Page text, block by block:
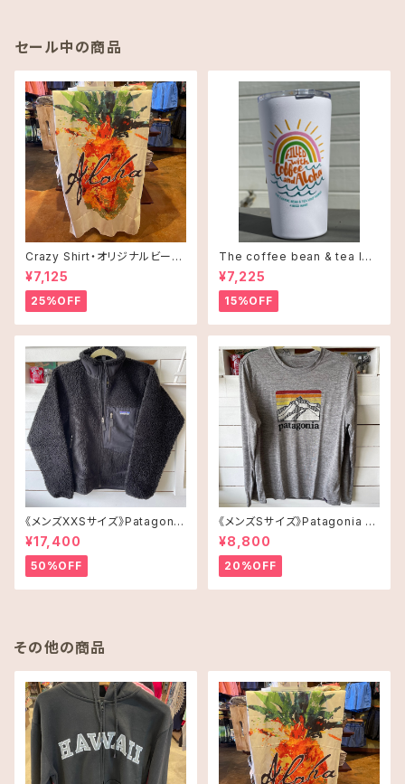
セール中の商品
Crazy Shirt・オリジナルビーチ
タオル
¥7,125
25%OFF
The coffee bean & tea lea
f タンブラー 16oz(473ml)・C
offee and Alohaオレンジ
¥7,225
15%OFF
《メンズXXSサイズ》Patagonia
レトロX
¥17,400
50%OFF
《メンズSサイズ》Patagonia ロ
ングスリーブT-shirt
¥8,800
20%OFF
その他の商品